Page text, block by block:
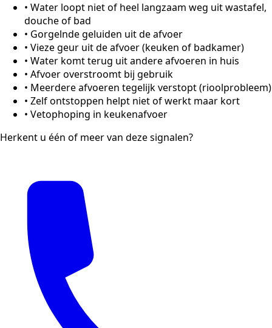
• Water loopt niet of heel langzaam weg uit wastafel,
douche of bad
• Gorgelnde geluiden uit de afvoer
• Vieze geur uit de afvoer (keuken of badkamer)
• Water komt terug uit andere afvoeren in huis
• Afvoer overstroomt bij gebruik
• Meerdere afvoeren tegelijk verstopt (rioolprobleem)
• Zelf ontstoppen helpt niet of werkt maar kort
• Vetophoping in keukenafvoer
Herkent u één of meer van deze signalen?